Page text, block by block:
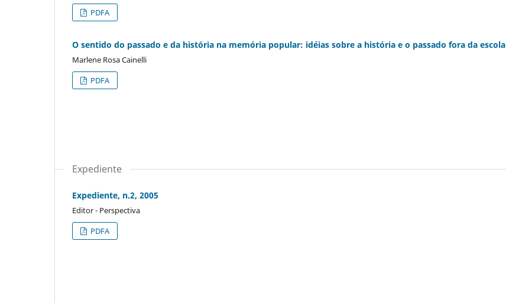
PDFA
O sentido do passado e da história na memória popular: idéias sobre a história e o passado fora da escola
Marlene Rosa Cainelli
PDFA
Expediente
Expediente, n.2, 2005
Editor - Perspectiva
PDFA